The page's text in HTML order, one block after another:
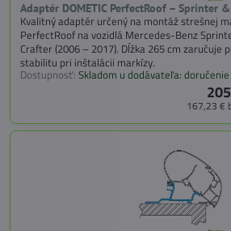
Adaptér DOMETIC PerfectRoof – Sprinter
Kvalitný adaptér určený na montáž strešnej
PerfectRoof na vozidlá Mercedes-Benz
Crafter (2006 – 2017). Dĺžka 265 cm zaručuje
stabilitu pri inštalácii markízy.
Dostupnosť: Skladom u dodávateľa:
167,23 €